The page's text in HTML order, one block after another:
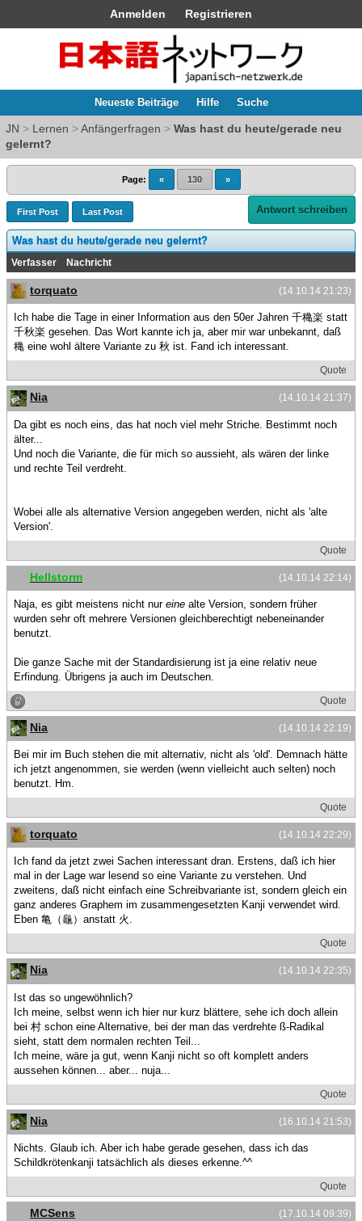
Anmelden Registrieren
Neueste Beiträge Hilfe Suche
JN > Lernen >Anfängerfragen > Was hast du heute/gerade neu
gelernt?
Page: « 130 »
First Post Last Post Antwort schreiben
Was hast du heute/gerade neu gelernt?
Verfasser Nachricht
(14.10.14 21:23)
torquato
Ich habe die Tage in einer Information aus den 50er Jahren 千穐楽 statt
千秋楽 gesehen. Das Wort kannte ich ja, aber mir war unbekannt, daß
穐 eine wohl ältere Variante zu 秋 ist. Fand ich interessant.
Quote
(14.10.14 21:37)
Nia
Da gibt es noch eins, das hat noch viel mehr Striche. Bestimmt noch
älter...
Und noch die Variante, die für mich so aussieht, als wären der linke
und rechte Teil verdreht.
Wobei alle als alternative Version angegeben werden, nicht als 'alte
Version'.
Quote
(14.10.14 22:14)
Hellstorm
Naja, es gibt meistens nicht nur eine alte Version, sondern früher
wurden sehr oft mehrere Versionen gleichberechtigt nebeneinander
benutzt.
Die ganze Sache mit der Standardisierung ist ja eine relativ neue
Erfindung. Übrigens ja auch im Deutschen.
Quote
(14.10.14 22:19)
Nia
Bei mir im Buch stehen die mit alternativ, nicht als 'old'. Demnach hätte
ich jetzt angenommen, sie werden (wenn vielleicht auch selten) noch
benutzt. Hm.
Quote
(14.10.14 22:29)
torquato
Ich fand da jetzt zwei Sachen interessant dran. Erstens, daß ich hier
mal in der Lage war lesend so eine Variante zu verstehen. Und
zweitens, daß nicht einfach eine Schreibvariante ist, sondern gleich ein
ganz anderes Graphem im zusammengesetzten Kanji verwendet wird.
Eben 亀（龜）anstatt 火.
Quote
(14.10.14 22:35)
Nia
Ist das so ungewöhnlich?
Ich meine, selbst wenn ich hier nur kurz blättere, sehe ich doch allein
bei 村 schon eine Alternative, bei der man das verdrehte ß-Radikal
sieht, statt dem normalen rechten Teil...
Ich meine, wäre ja gut, wenn Kanji nicht so oft komplett anders
aussehen können... aber... nuja...
Quote
(16.10.14 21:53)
Nia
Nichts. Glaub ich. Aber ich habe gerade gesehen, dass ich das
Schildkrötenkanji tatsächlich als dieses erkenne.^^
Quote
(17.10.14 09:39)
MCSens